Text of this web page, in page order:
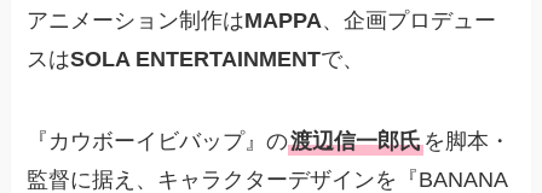
アニメーション制作はMAPPA、企画プロデュー
スはSOLA ENTERTAINMENTで、
『カウボーイビバップ』の渡辺信一郎氏を脚本・
監督に据え、キャラクターデザインを『BANANA